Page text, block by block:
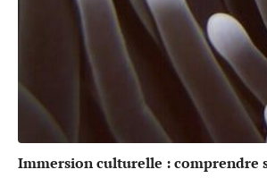
Immersion culturelle : comprendre